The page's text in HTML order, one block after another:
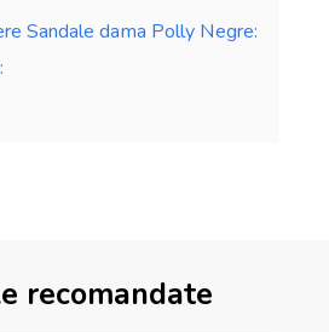
Sandale dama Polly Negre:
recomandate